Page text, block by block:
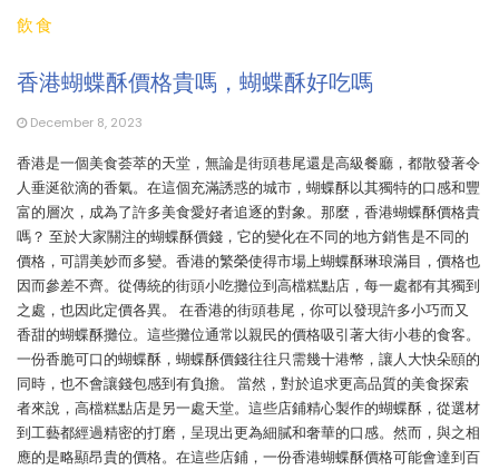
飲食
香港蝴蝶酥價格貴嗎，蝴蝶酥好吃嗎
December 8, 2023
香港是一個美食荟萃的天堂，無論是街頭巷尾還是高級餐廳，都散發著令
人垂涎欲滴的香氣。在這個充滿誘惑的城市，蝴蝶酥以其獨特的口感和豐
富的層次，成為了許多美食愛好者追逐的對象。那麼，香港蝴蝶酥價格貴
嗎？ 至於大家關注的蝴蝶酥價錢，它的變化在不同的地方銷售是不同的
價格，可謂美妙而多變。香港的繁榮使得市場上蝴蝶酥琳琅滿目，價格也
因而參差不齊。從傳統的街頭小吃攤位到高檔糕點店，每一處都有其獨到
之處，也因此定價各異。 在香港的街頭巷尾，你可以發現許多小巧而又
香甜的蝴蝶酥攤位。這些攤位通常以親民的價格吸引著大街小巷的食客。
一份香脆可口的蝴蝶酥，蝴蝶酥價錢往往只需幾十港幣，讓人大快朵頤的
同時，也不會讓錢包感到有負擔。 當然，對於追求更高品質的美食探索
者來說，高檔糕點店是另一處天堂。這些店鋪精心製作的蝴蝶酥，從選材
到工藝都經過精密的打磨，呈現出更為細膩和奢華的口感。然而，與之相
應的是略顯昂貴的價格。在這些店鋪，一份香港蝴蝶酥價格可能會達到百